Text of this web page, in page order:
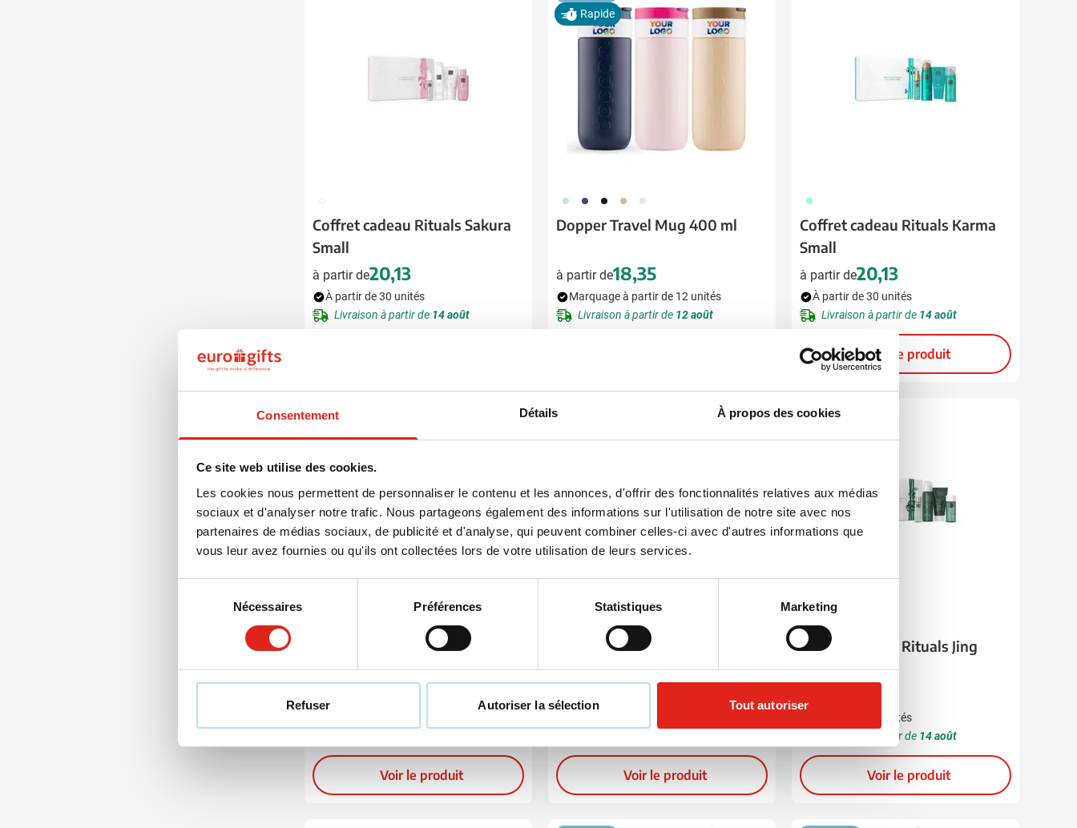
Consentement Détails À propos des cookies
Ce site web utilise des cookies.
Les cookies nous permettent de personnaliser le contenu et les annonces, d'offrir des fonctionnalités relatives aux médias
sociaux et d'analyser notre trafic. Nous partageons également des informations sur l'utilisation de notre site avec nos
partenaires de médias sociaux, de publicité et d'analyse, qui peuvent combiner celles-ci avec d'autres informations que
vous leur avez fournies ou qu'ils ont collectées lors de votre utilisation de leurs services.
consentement
Nécessaires Préférences Statistiques Marketing
Refuser Autoriser la sélection Tout autoriser
002
Coffret cadeau Rituals Sakura
Small
à partir de20,13
À partir de 30 unités
Livraison à partir de 14 août
374 773 720 900 988
Dopper Travel Mug 400 ml
à partir de18,35
Rapide
Marquage à partir de 12 unités
Livraison à partir de 12 août
020
Coffret cadeau Rituals Karma
Small
à partir de20,13
À partir de 30 unités
Livraison à partir de 14 août
Voir le produit
Coffret cadeau Rituals
Hammam Large
Voir le produit
Coffret cadeau Rituals
Hammam Small
Voir le produit
Coffret cadeau Rituals Jing
Small
À partir de 30 unités
Livraison à partir de 14 août
Voir le produit